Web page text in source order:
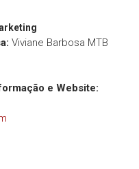
Viviane Barbosa MTB
e Website: